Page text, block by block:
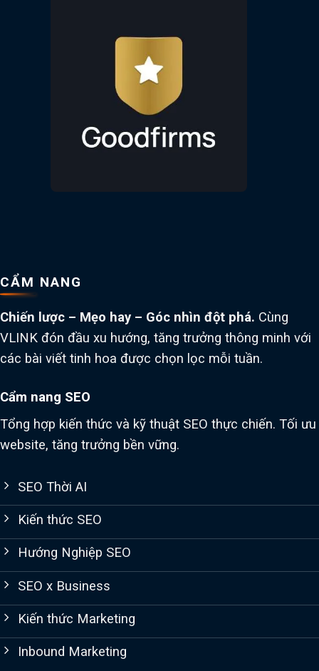
CẨM NANG
Chiến lược – Mẹo hay – Góc nhìn đột phá. Cùng
VLINK đón đầu xu hướng, tăng trưởng thông minh với
các bài viết tinh hoa được chọn lọc mỗi tuần.
Cẩm nang SEO
Tổng hợp kiến thức và kỹ thuật SEO thực chiến. Tối ưu
website, tăng trưởng bền vững.
SEO Thời AI
Kiến thức SEO
Hướng Nghiệp SEO
SEO x Business
Kiến thức Marketing
Inbound Marketing